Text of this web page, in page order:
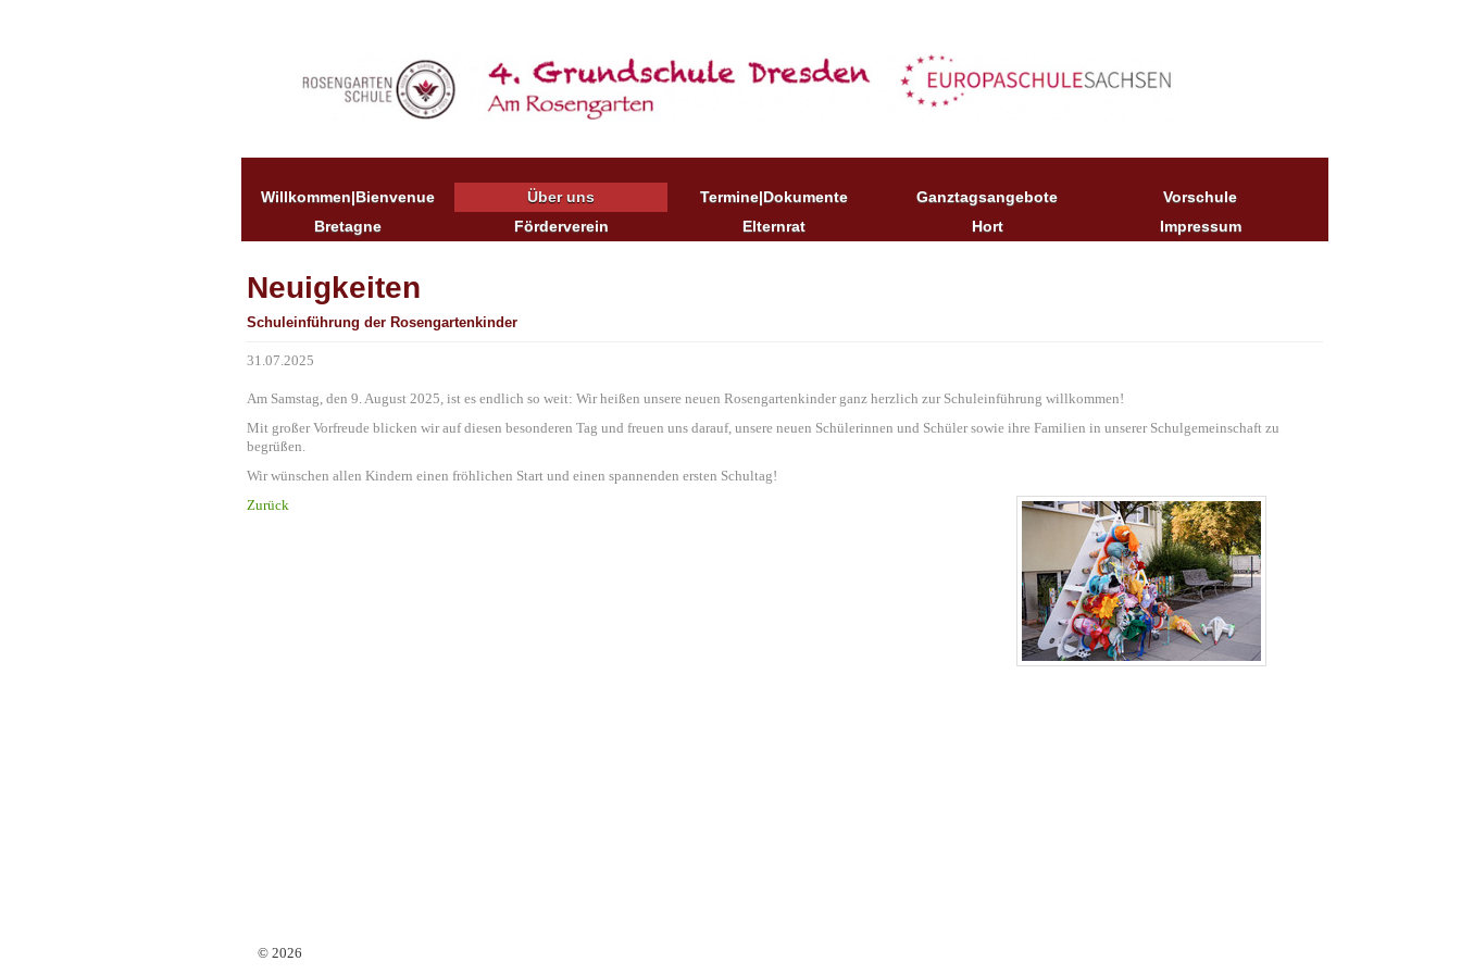
Willkommen|Bienvenue Über uns Termine|Dokumente Ganztagsangebote
Vorschule
Bretagne
Förderverein Elternrat Hort Impressum
Neuigkeiten
Schuleinführung der Rosengartenkinder
31.07.2025
Am Samstag, den 9. August 2025, ist es endlich so weit: Wir heißen unsere neuen Rosengartenkinder ganz herzlich zur Schuleinführung willkommen!
Mit großer Vorfreude blicken wir auf diesen besonderen Tag und freuen uns darauf, unsere neuen Schülerinnen und Schüler sowie ihre Familien in unserer Schulgemeinschaft zu
begrüßen.
Wir wünschen allen Kindern einen fröhlichen Start und einen spannenden ersten Schultag!
Zurück
© 2026